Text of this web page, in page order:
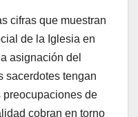
cifras que muestran
de la Iglesia en
asignación del
sacerdotes tengan
preocupaciones de
cobran en torno